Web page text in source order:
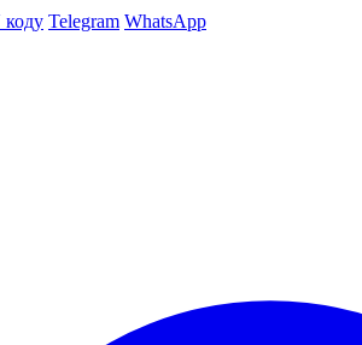
коду Telegram WhatsApp